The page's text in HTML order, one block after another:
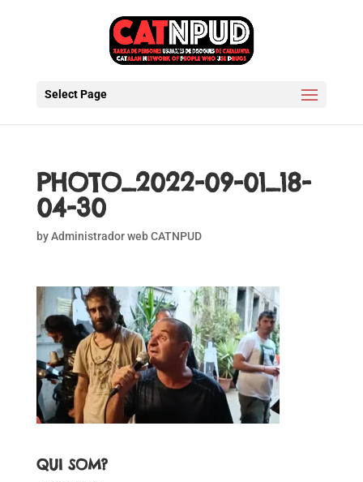
Select Page
PHOTO_2022-09-01_18-
04-30
byAdministrador web CATNPUD
QUI SOM?